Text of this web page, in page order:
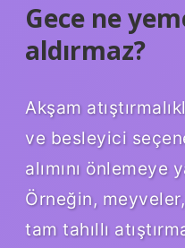
Gece ne
aldırmaz?
Akşam
ve besleyici
alımını önlemeye
Örneğin,
tam tahıllı